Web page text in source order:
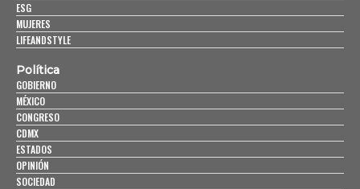
ESG
MUJERES
LIFEANDSTYLE
Política
GOBIERNO
MÉXICO
CONGRESO
CDMX
ESTADOS
OPINIÓN
SOCIEDAD